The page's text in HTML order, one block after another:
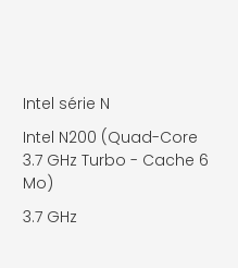
Intel série N
Intel N200 (Quad-Core
3.7 GHz Turbo - Cache 6
Mo)
3.7 GHz